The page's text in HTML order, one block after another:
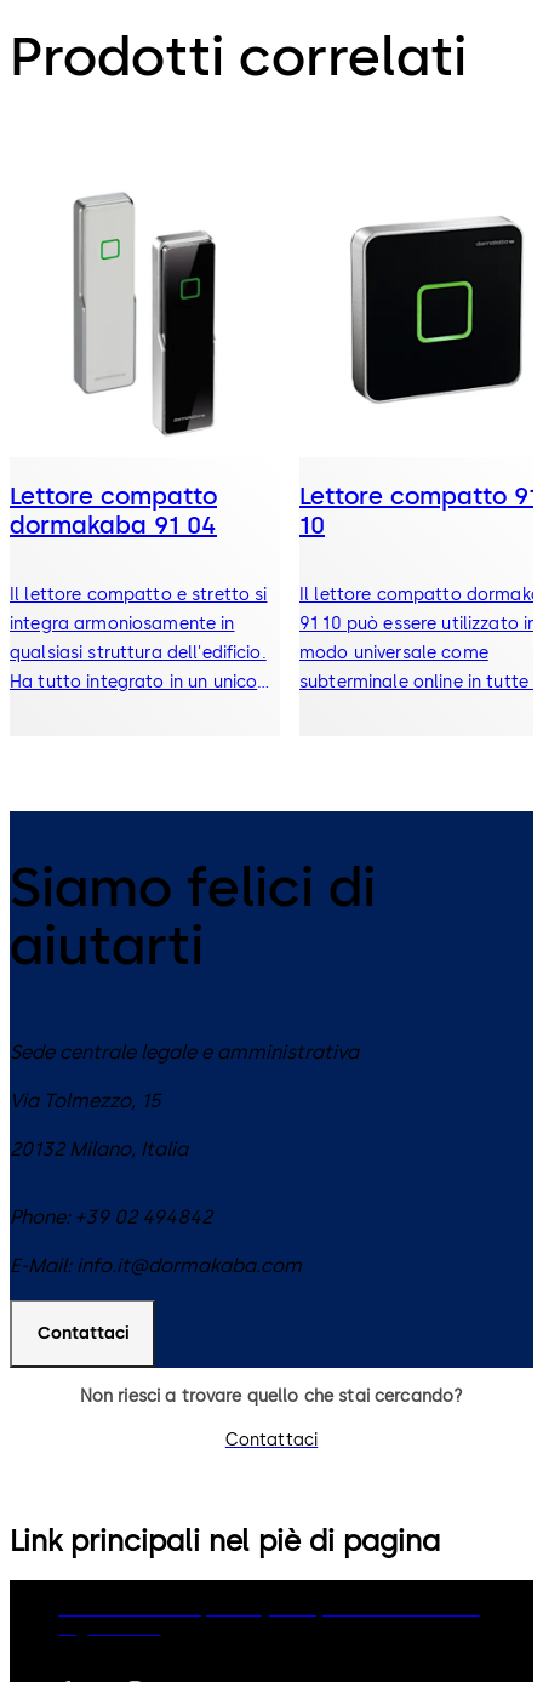
Prodotti correlati
Lettore compatto
dormakaba 91 04
Il lettore compatto e stretto si
integra armoniosamente in
qualsiasi struttura dell'edificio.
Ha tutto integrato in un unico
Lettore compatto 91
10
Il lettore compatto
91 10 può essere utilizzato in
modo universale come
subterminale online in tutte
Siamo felici di
aiutarti
Sede centrale legale e amministrativa
Via Tolmezzo, 15
20132 Milano, Italia
Phone: +39 02 494842
E-Mail: info.it@dormakaba.com
Contattaci
Non riesci a trovare quello che stai cercando?
Contattaci
Link principali nel piè di pagina